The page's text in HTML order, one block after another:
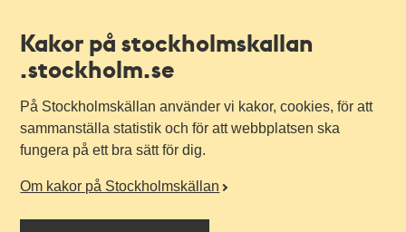
Kakor på stockholmskallan
.stockholm.se
På Stockholmskällan använder vi kakor, cookies, för att
sammanställa statistik och för att webbplatsen ska
fungera på ett bra sätt för dig.
Om kakor på Stockholmskällan